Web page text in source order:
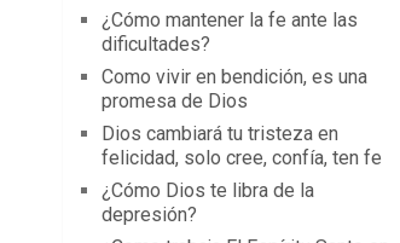
¿Cómo mantener la fe ante las
dificultades?
Como vivir en bendición, es una
promesa de Dios
Dios cambiará tu tristeza en
felicidad, solo cree, confía, ten fe
¿Cómo Dios te libra de la
depresión?